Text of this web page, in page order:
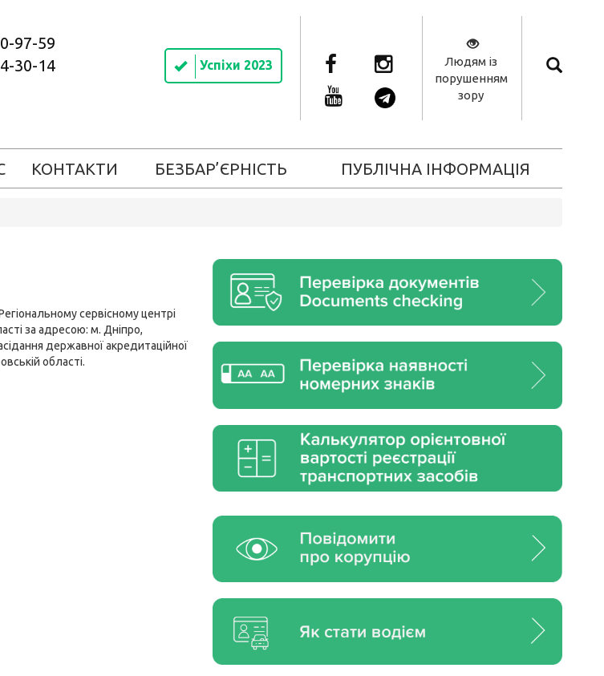
97-59
30-14
Успіхи 2023
Людям із
порушенням
зору
КОНТАКТИ БЕЗБАР’ЄРНІСТЬ ПУБЛІЧНА ІНФОРМАЦІЯ
сервісному центрі
за адресою: м. Дніпро,
державної акредитаційної
області.